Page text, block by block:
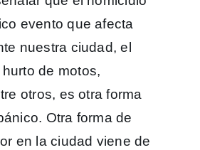
evento que afecta
nuestra ciudad, el
de motos,
otros, es otra forma
Otra forma de
en la ciudad viene de